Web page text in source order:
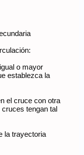
o mayor
establezca la
el cruce con otra
tengan tal
la trayectoria